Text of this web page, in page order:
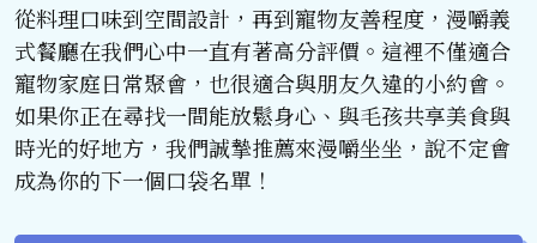
從料理口味到空間設計，再到寵物友善程度，漫嚼義
式餐廳在我們心中一直有著高分評價。這裡不僅適合
寵物家庭日常聚會，也很適合與朋友久違的小約會。
如果你正在尋找一間能放鬆身心、與毛孩共享美食與
時光的好地方，我們誠摯推薦來漫嚼坐坐，說不定會
成為你的下一個口袋名單！